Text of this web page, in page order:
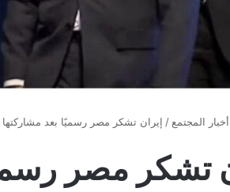
أخبار المجتمع / إيران تشكر مصر رسميًا بعد
تشكر مصر